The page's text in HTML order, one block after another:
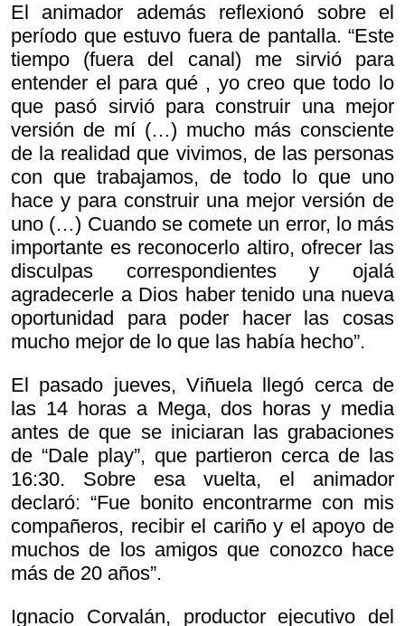
El animador además reflexionó sobre el
período que estuvo fuera de pantalla. “Este
tiempo (fuera del canal) me sirvió para
entender el para qué , yo creo que todo lo
que pasó sirvió para construir una mejor
versión de mí (…) mucho más consciente
de la realidad que vivimos, de las personas
con que trabajamos, de todo lo que uno
hace y para construir una mejor versión de
uno (…) Cuando se comete un error, lo más
importante es reconocerlo altiro, ofrecer las
disculpas correspondientes y ojalá
agradecerle a Dios haber tenido una nueva
oportunidad para poder hacer las cosas
mucho mejor de lo que las había hecho”.
El pasado jueves, Viñuela llegó cerca de
las 14 horas a Mega, dos horas y media
antes de que se iniciaran las grabaciones
de “Dale play”, que partieron cerca de las
16:30. Sobre esa vuelta, el animador
declaró: “Fue bonito encontrarme con mis
compañeros, recibir el cariño y el apoyo de
muchos de los amigos que conozco hace
más de 20 años”.
Ignacio Corvalán, productor ejecutivo del